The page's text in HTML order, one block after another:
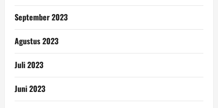
September 2023
Agustus 2023
Juli 2023
Juni 2023